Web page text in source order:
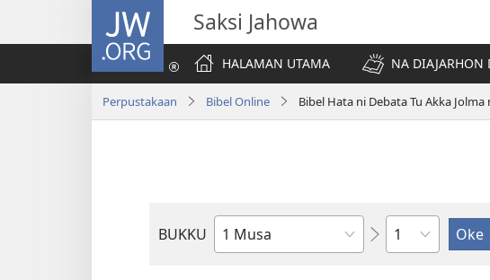
JW.ORG Saksi Jahowa
HALAMAN UTAMA
NA DIAJARHON
Perpustakaan Bibel Online Bibel Hata ni Debata Tu Akka
BUKKU
Bukku
Bindu